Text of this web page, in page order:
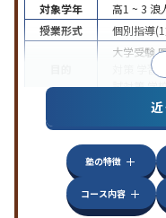
対象学年 高1 ~ 3 浪
授業形式
個別指導
大学受験
学
試対策学
特徴
中高一貫
学習
科目から
塾の特徴
コース内容